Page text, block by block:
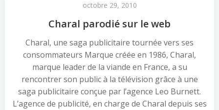
octobre 29, 2010
Charal parodié sur le web
Charal, une saga publicitaire tournée vers ses
consommateurs Marque créée en 1986, Charal,
marque leader de la viande en France, a su
rencontrer son public à la télévision grâce à une
saga publicitaire conçue par l’agence Leo Burnett.
L’agence de publicité, en charge de Charal depuis ses